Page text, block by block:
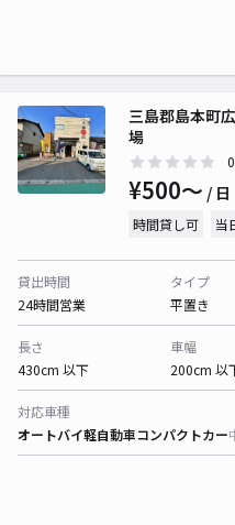
三島郡島本町
場
0
¥500〜 / 日
時間貸し可 当
貸出時間
24時間営業
タイプ
平置き
長さ
430cm 以下
車幅
200cm 以
対応車種
オートバイ軽自動車コンパクトカー